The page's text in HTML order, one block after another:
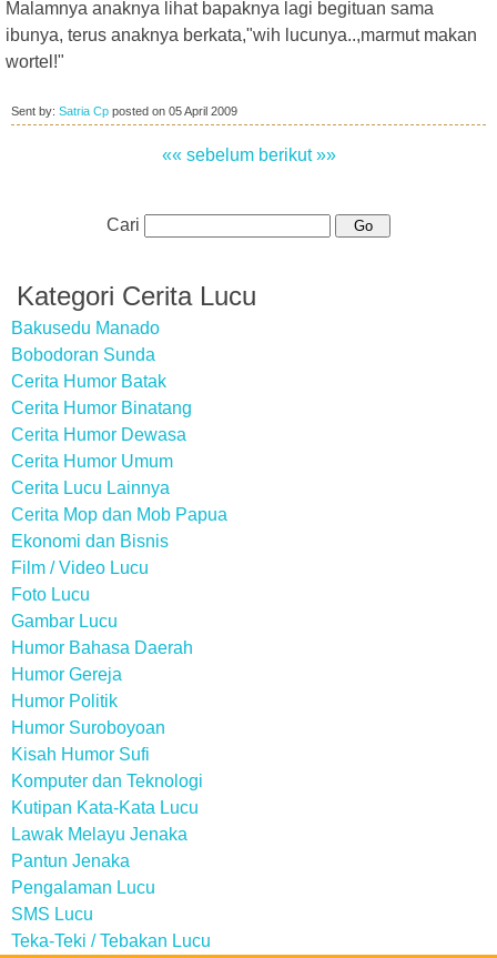
Malamnya anaknya lihat bapaknya lagi begituan sama
ibunya, terus anaknya berkata,"wih lucunya..,marmut makan
wortel!"
Sent by: Satria Cp posted on 05 April 2009
«« sebelum berikut »»
Cari
Kategori Cerita Lucu
Bakusedu Manado
Bobodoran Sunda
Cerita Humor Batak
Cerita Humor Binatang
Cerita Humor Dewasa
Cerita Humor Umum
Cerita Lucu Lainnya
Cerita Mop dan Mob Papua
Ekonomi dan Bisnis
Film / Video Lucu
Foto Lucu
Gambar Lucu
Humor Bahasa Daerah
Humor Gereja
Humor Politik
Humor Suroboyoan
Kisah Humor Sufi
Komputer dan Teknologi
Kutipan Kata-Kata Lucu
Lawak Melayu Jenaka
Pantun Jenaka
Pengalaman Lucu
SMS Lucu
Teka-Teki / Tebakan Lucu